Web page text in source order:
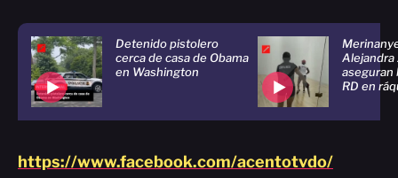
Detenido pistolero
cerca de casa de Obama
en Washington
Alejandra
aseguran
RD en
https://www.facebook.com/acentotvdo/